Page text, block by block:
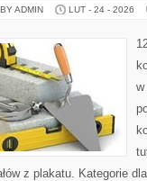
ADMIN LUT - 24 - 2026
w
z plakatu. Kategorie